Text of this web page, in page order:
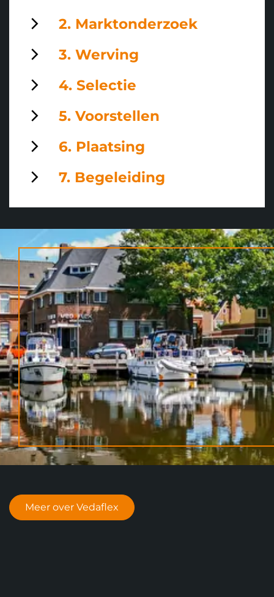
2. Marktonderzoek
3. Werving
4. Selectie
5. Voorstellen
6. Plaatsing
7. Begeleiding
Meer over Vedaflex